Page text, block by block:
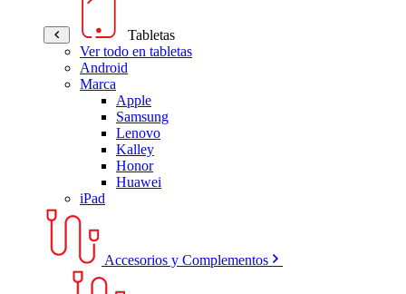
Tabletas
Ver todo en tabletas
Android
Marca
Apple
Samsung
Lenovo
Kalley
Honor
Huawei
iPad
Accesorios y Complementos